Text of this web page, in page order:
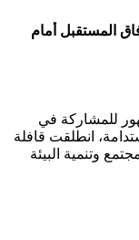
المستقبل أمام
للمشاركة في
انطلقت قافلة
وتنمية البيئة